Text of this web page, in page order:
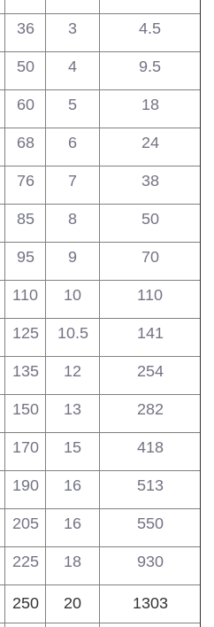
36 3 4.5
50 4 9.5
60 5 18
68 6 24
76 7 38
85 8 50
95 9 70
110 10 110
125 10.5 141
135 12 254
150 13 282
170 15 418
190 16 513
205 16 550
225 18 930
250 20
1303